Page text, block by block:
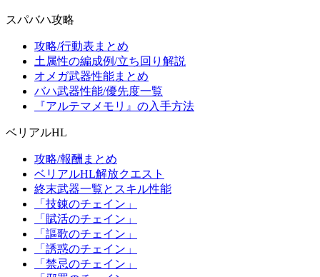
スパバハ攻略
攻略/行動表まとめ
土属性の編成例/立ち回り解説
オメガ武器性能まとめ
バハ武器性能/優先度一覧
『アルテマメモリ』の入手方法
ベリアルHL
攻略/報酬まとめ
ベリアルHL解放クエスト
終末武器一覧とスキル性能
「技錬のチェイン」
「賦活のチェイン」
「謳歌のチェイン」
「誘惑のチェイン」
「禁忌のチェイン」